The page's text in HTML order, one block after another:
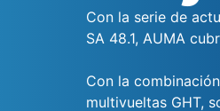
Con la serie de
SA 48.1, AUMA
Con la
multivueltas GHT,